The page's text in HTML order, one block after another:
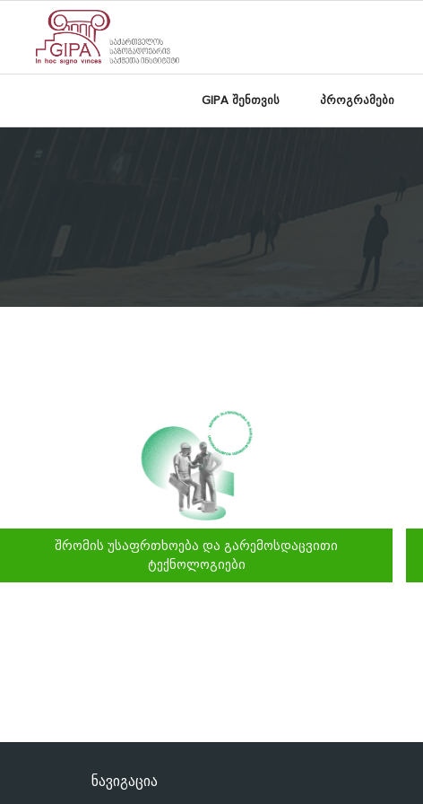
GIPA შენთვის პროგრამები
შრომის უსაფრთხოება და გარემოსდაცვითი
ტექნოლოგიები
ნავიგაცია